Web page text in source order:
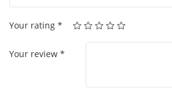
Your rating *
Your review *